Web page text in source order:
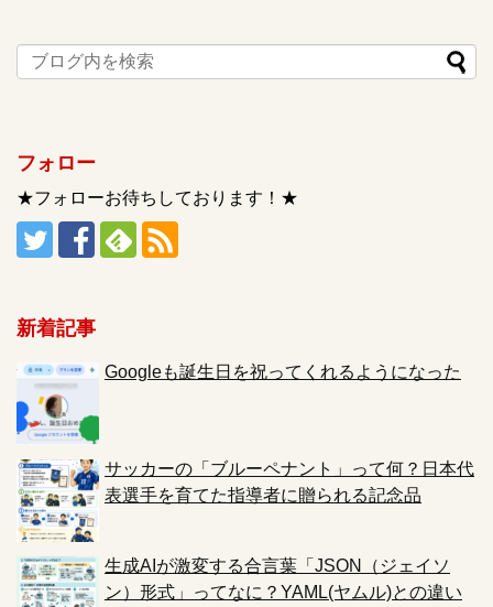
フォロー
★フォローお待ちしております！★
新着記事
Googleも誕生日を祝ってくれるようになった
サッカーの「ブルーペナント」って何？日本代
表選手を育てた指導者に贈られる記念品
生成AIが激変する合言葉「JSON（ジェイソ
ン）形式」ってなに？YAML(ヤムル)との違い